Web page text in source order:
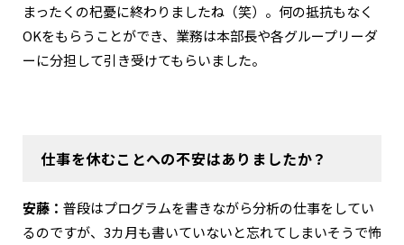
まったくの杞憂に終わりましたね（笑）。何の抵抗もなく
OKをもらうことができ、業務は本部長や各グループリーダ
ーに分担して引き受けてもらいました。
仕事を休むことへの不安はありましたか？
安藤： 普段はプログラムを書きながら分析の仕事をしてい
るのですが、3カ月も書いていないと忘れてしまいそうで怖